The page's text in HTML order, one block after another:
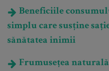
Beneficiile
simplu care susține
sănătatea inimii
Frumusețea